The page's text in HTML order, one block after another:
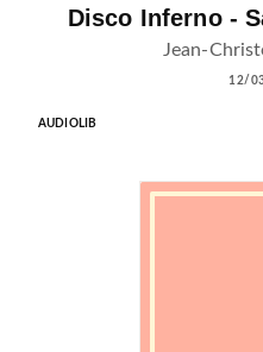
Disco Inferno -
Jean-
12/
AUDIOLIB